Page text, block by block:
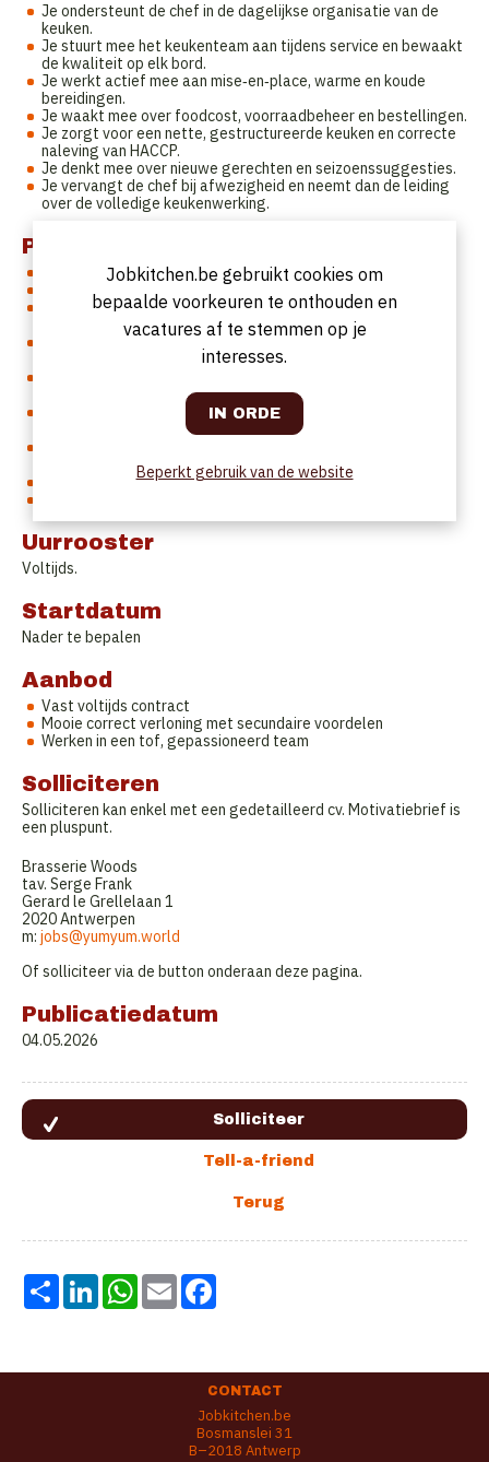
Je ondersteunt de chef in de dagelijkse organisatie van de
keuken.
Je stuurt mee het keukenteam aan tijdens service en bewaakt
de kwaliteit op elk bord.
Je werkt actief mee aan mise‑en‑place, warme en koude
bereidingen.
Je waakt mee over foodcost, voorraadbeheer en bestellingen.
Je zorgt voor een nette, gestructureerde keuken en correcte
naleving van HACCP.
Je denkt mee over nieuwe gerechten en seizoenssuggesties.
Je vervangt de chef bij afwezigheid en neemt dan de leiding
over de volledige keukenwerking.
Profiel
Je hebt 6 jaar ervaring in een professionele keuken.
Je hebt een koksopleiding doorlopen.
Je werkt gestructureerd, kwaliteitsgericht en behoudt
overzicht tijdens drukke services.
Je hebt een passie voor brasseriekeuken met verfijning en
werkt graag met seizoensproducten.
Je communiceert vlot, neemt verantwoordelijkheid en denkt
Nederlands is een vereiste.
Je hebt een blanco strafregister.
Uurrooster
Voltijds.
Startdatum
Nader te bepalen
Aanbod
Vast voltijds contract
Mooie correct verloning met secundaire voordelen
Werken in een tof, gepassioneerd team
Solliciteren
Solliciteren kan enkel met een gedetailleerd cv. Motivatiebrief is
een pluspunt.
Brasserie Woods
tav. Serge Frank
Gerard le Grellelaan 1
2020 Antwerpen
m: jobs@yumyum.world
Of solliciteer via de button onderaan deze pagina.
Publicatiedatum
04.05.2026
Share LinkedInWhatsApp
Email
CONTACT
Jobkitchen.be
Bosmanslei 31
B–2018 Antwerp
Jobkitchen.be gebruikt cookies om
bepaalde voorkeuren te onthouden en
vacatures af te stemmen op je
interesses.
Beperkt gebruik van de website